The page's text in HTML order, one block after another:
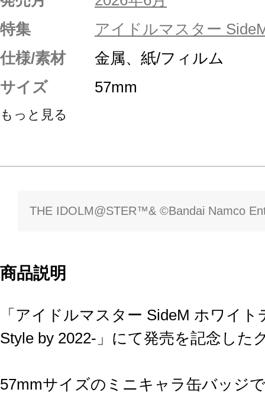
特集
アイドルマスター
仕様/素材
金属、紙/フィルム
サイズ
57mm
もっと見る
THE IDOLM@STER™& ©Bandai Namco
商品説明
「アイドルマスター SideM ホワイ
Style by 2022-」にて発売を記念した
57mmサイズのミニキャラ缶バッジ